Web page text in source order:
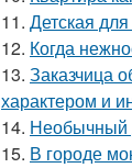
11. Детская
12. Когда
13. Заказчица
характером и
14. Необычный
15. В городе